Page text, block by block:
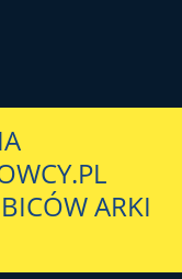
ARKI